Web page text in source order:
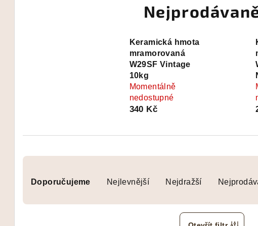
Keramická hmota
mramorovaná
W29SF Vintage
10kg
Momentálně
nedostupné
340 Kč
a
z
Doporučujeme Nejlevnější Nejdražší